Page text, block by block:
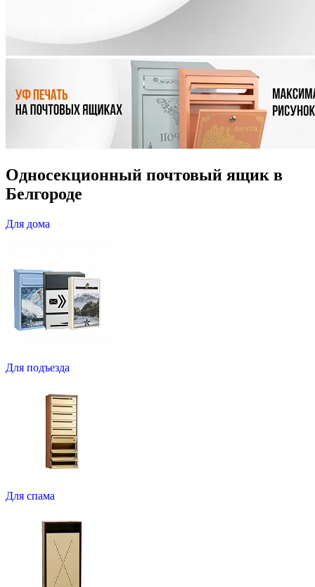
Односекционный почтовый ящик в
Белгороде
Для дома
Для подъезда
Для спама